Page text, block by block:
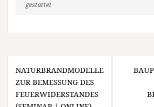
gestattet
Beitragsnavigation
NATURBRANDMODELLE
ZUR BEMESSUNG DES
FEUERWIDERSTANDES